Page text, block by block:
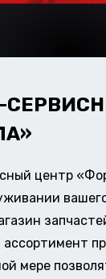
центр
мере